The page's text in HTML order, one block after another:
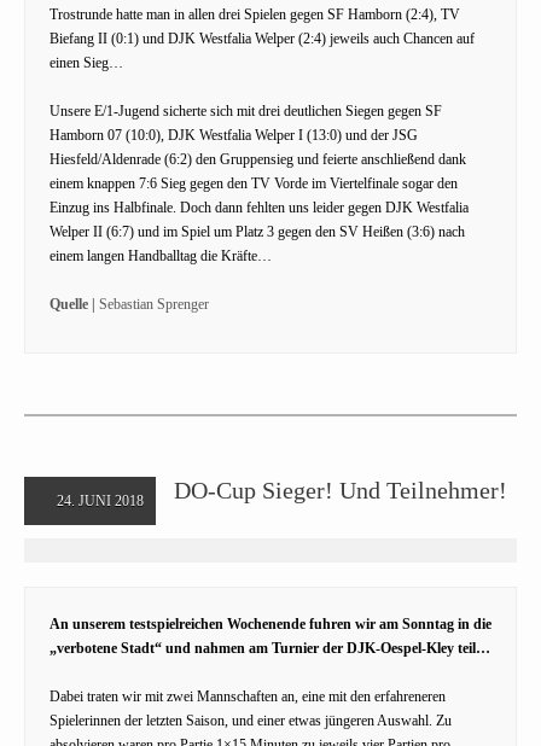
Trostrunde hatte man in allen drei Spielen gegen SF Hamborn (2:4), TV
Biefang II (0:1) und DJK Westfalia Welper (2:4) jeweils auch Chancen auf
einen Sieg…
Unsere E/1-Jugend sicherte sich mit drei deutlichen Siegen gegen SF
Hamborn 07 (10:0), DJK Westfalia Welper I (13:0) und der JSG
Hiesfeld/Aldenrade (6:2) den Gruppensieg und feierte anschließend dank
einem knappen 7:6 Sieg gegen den TV Vorde im Viertelfinale sogar den
Einzug ins Halbfinale. Doch dann fehlten uns leider gegen DJK Westfalia
Welper II (6:7) und im Spiel um Platz 3 gegen den SV Heißen (3:6) nach
einem langen Handballtag die Kräfte…
Quelle | Sebastian Sprenger
24. JUNI 2018 DO-Cup Sieger! Und Teilnehmer!
An unserem testspielreichen Wochenende fuhren wir am Sonntag in die
„verbotene Stadt“ und nahmen am Turnier der DJK-Oespel-Kley teil…
Dabei traten wir mit zwei Mannschaften an, eine mit den erfahreneren
Spielerinnen der letzten Saison, und einer etwas jüngeren Auswahl. Zu